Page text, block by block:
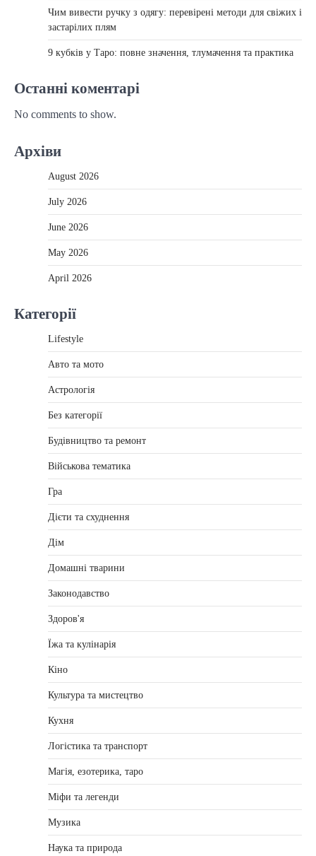
Чим вивести ручку з одягу: перевірені методи для свіжих і
застарілих плям
9 кубків у Таро: повне значення, тлумачення та практика
Останні коментарі
No comments to show.
Архіви
August 2026
July 2026
June 2026
May 2026
April 2026
Категорії
Lifestyle
Авто та мото
Астрологія
Без категорії
Будівництво та ремонт
Військова тематика
Гра
Дієти та схуднення
Дім
Домашні тварини
Законодавство
Здоров'я
Їжа та кулінарія
Кіно
Культура та мистецтво
Кухня
Логістика та транспорт
Магія, езотерика, таро
Міфи та легенди
Музика
Наука та природа